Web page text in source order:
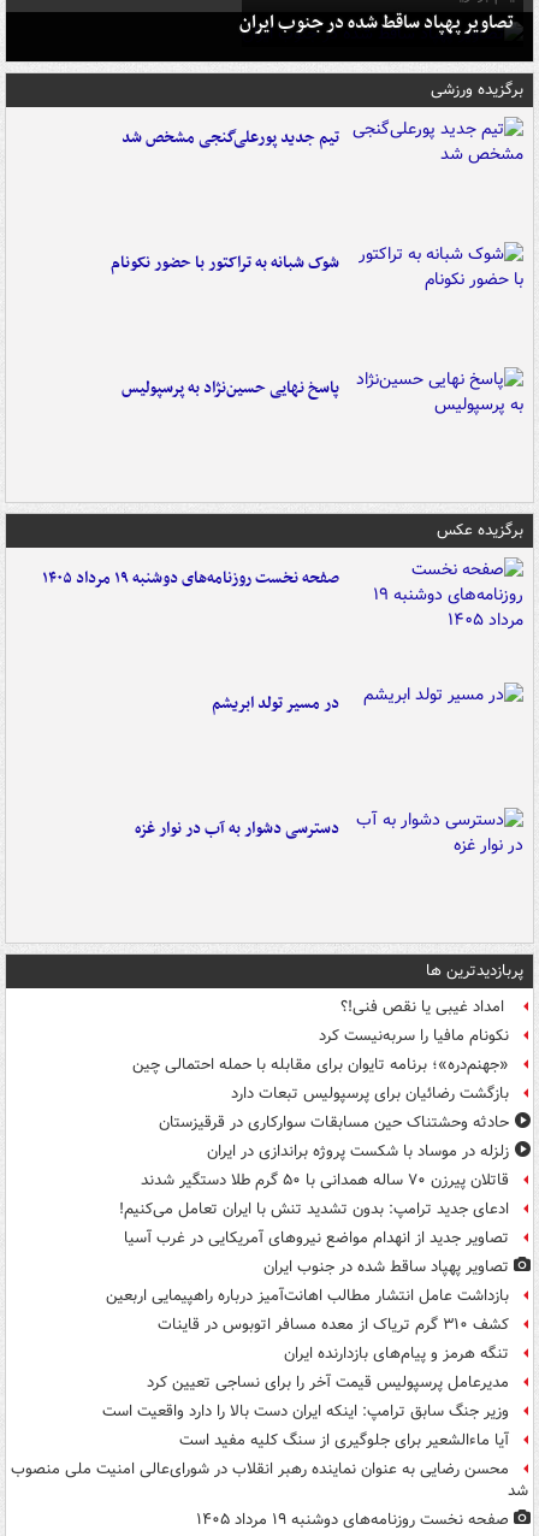
تصاویر پهپاد ساقط شده در جنوب ایران
برگزیده ورزشی
تیم جدید پورعلی‌گنجی مشخص شد
شوک شبانه به تراکتور با حضور نکونام
پاسخ نهایی حسین‌نژاد به پرسپولیس
برگزیده عکس
صفحه نخست روزنامه‌های دوشنبه ۱۹ مرداد ۱۴۰۵
در مسیر تولد ابریشم
دسترسی دشوار به آب در نوار غزه
پربازدیدترین ها
امداد غیبی یا نقص فنی!؟
نکونام مافیا را سربه‌نیست کرد
«جهنم‌دره»؛ برنامه تایوان برای مقابله با حمله احتمالی چین
بازگشت رضائیان برای پرسپولیس تبعات دارد
حادثه وحشتناک حین مسابقات سوارکاری در قرقیزستان
زلزله در موساد با شکست پروژه براندازی در ایران
قاتلان پیرزن ۷۰ ساله همدانی با ۵۰ گرم طلا دستگیر شدند
ادعای جدید ترامپ: بدون تشدید تنش با ایران تعامل می‌کنیم!
تصاویر جدید از انهدام مواضع نیروهای آمریکایی در غرب آسیا
تصاویر پهپاد ساقط شده در جنوب ایران
بازداشت عامل انتشار مطالب اهانت‌آمیز درباره راهپیمایی اربعین
کشف ۳۱۰ گرم تریاک از معده مسافر اتوبوس در قاینات
تنگه هرمز و پیام‌های بازدارنده ایران
مدیرعامل پرسپولیس قیمت آخر را برای نساجی تعیین کرد
وزیر جنگ سابق ترامپ: اینکه ایران دست بالا را دارد واقعیت است
آیا ماءالشعیر برای جلوگیری از سنگ کلیه مفید است
محسن رضایی به عنوان نماینده رهبر انقلاب در شورای‌عالی امنیت ملی منصوب
شد
صفحه نخست روزنامه‌های دوشنبه ۱۹ مرداد ۱۴۰۵